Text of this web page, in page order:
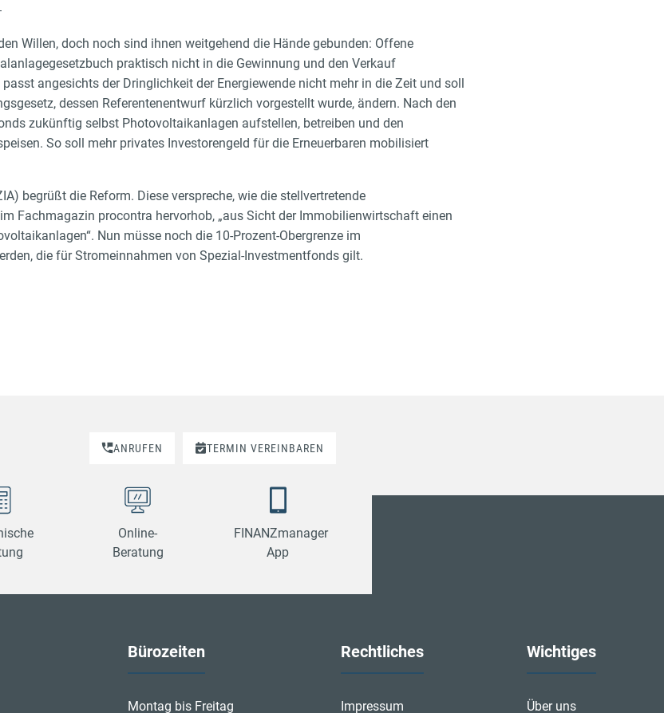
Willen, doch noch sind ihnen weitgehend die Hände gebunden: Offene
praktisch nicht in die Gewinnung und den Verkauf
angesichts der Dringlichkeit der Energiewende nicht mehr in die Zeit und soll
dessen Referentenentwurf kürzlich vorgestellt wurde, ändern. Nach den
zukünftig selbst Photovoltaikanlagen aufstellen, betreiben und den
So soll mehr privates Investorengeld für die Erneuerbaren mobilisiert
begrüßt die Reform. Diese verspreche, wie die stellvertretende
Fachmagazin procontra hervorhob, „aus Sicht der Immobilienwirtschaft einen
Nun müsse noch die 10-Prozent-Obergrenze im
die für Stromeinnahmen von Spezial-Investmentfonds gilt.
ANRUFEN TERMIN VEREINBAREN
Online-
Beratung
FINANZmanager
App
Bürozeiten
Montag bis Freitag
Rechtliches
Impressum
Wichtiges
Über uns